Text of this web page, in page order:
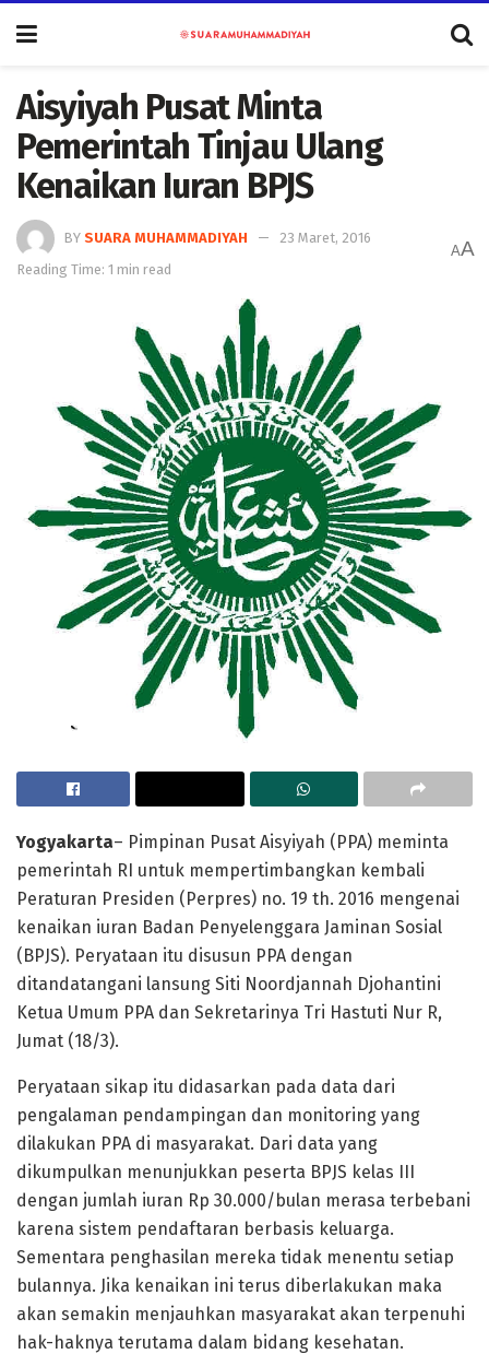
Aisyiyah Pusat Minta
Pemerintah Tinjau Ulang
Kenaikan Iuran BPJS
BY SUARA MUHAMMADIYAH
23 Maret, 2016
Reading Time: 1 min read
AA
Yogyakarta– Pimpinan Pusat Aisyiyah (PPA) meminta
pemerintah RI untuk mempertimbangkan kembali
Peraturan Presiden (Perpres) no. 19 th. 2016 mengenai
kenaikan iuran Badan Penyelenggara Jaminan Sosial
(BPJS). Peryataan itu disusun PPA dengan
ditandatangani lansung Siti Noordjannah Djohantini
Ketua Umum PPA dan Sekretarinya Tri Hastuti Nur R,
Jumat (18/3).
Peryataan sikap itu didasarkan pada data dari
pengalaman pendampingan dan monitoring yang
dilakukan PPA di masyarakat. Dari data yang
dikumpulkan menunjukkan peserta BPJS kelas III
dengan jumlah iuran Rp 30.000/bulan merasa terbebani
karena sistem pendaftaran berbasis keluarga.
Sementara penghasilan mereka tidak menentu setiap
bulannya. Jika kenaikan ini terus diberlakukan maka
akan semakin menjauhkan masyarakat akan terpenuhi
hak-haknya terutama dalam bidang kesehatan.